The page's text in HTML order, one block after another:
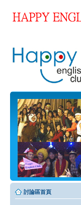
討論區首頁